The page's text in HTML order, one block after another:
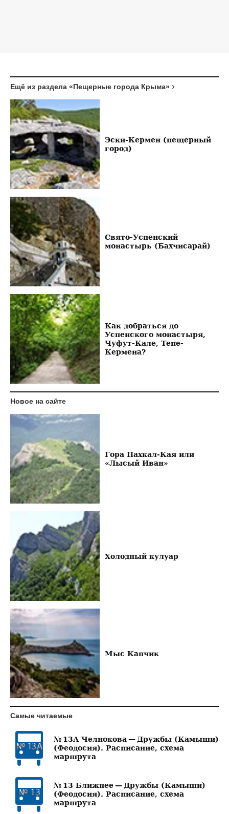
Ещё из раздела «Пещерные города Крыма»
Эски-Кермен (пещерный
город)
Свято-Успенский
монастырь (Бахчисарай)
Как добраться до
Успенского монастыря,
Чуфут-Кале, Тепе-
Кермена?
Новое на сайте
Гора Пахкал-Кая или
«Лысый Иван»
Холодный кулуар
Мыс Капчик
Самые читаемые
№ 13А Челнокова — Дружбы (Камыши)
(Феодосия). Расписание, схема
маршрута
№ 13 Ближнее — Дружбы (Камыши)
(Феодосия). Расписание, схема
маршрута